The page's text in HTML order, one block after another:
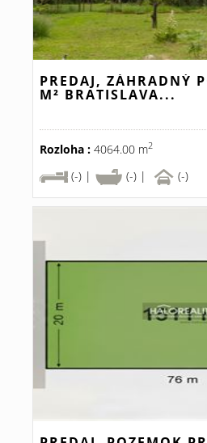
PREDAJ, ZÁHRADNÝ
M² BRATISLAVA...
Rozloha : 4064.00 m2
(-) |
(-) | (-)